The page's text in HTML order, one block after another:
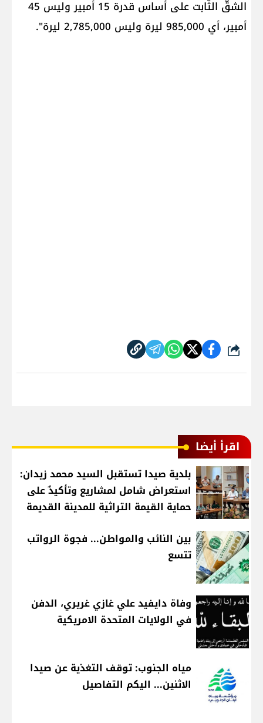
الشقّ الثّابت على أساس قدرة 15 أمبير وليس 45
أمبير، أي 985,000 ليرة وليس 2,785,000 ليرة".
شارك
اقرأ أيضا
بلدية صيدا تستقبل السيد محمد زيدان:
استعراض شامل لمشاريع وتأكيدٌ على
حماية القيمة التراثية للمدينة القديمة
بين النائب والمواطن... فجوة الرواتب
تتسع
وفاة دايفيد علي غازي غريري، الدفن
في الولايات المتحدة الامريكية
مياه الجنوب: توقف التغذية عن صيدا
الاثنين... اليكم التفاصيل